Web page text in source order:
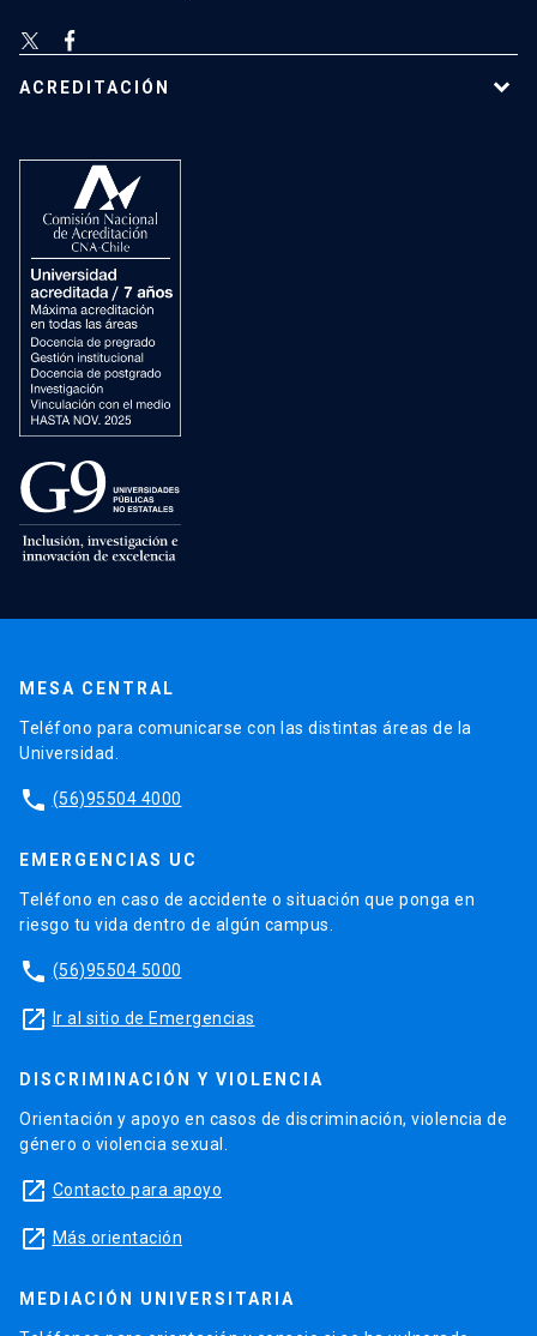
ACREDITACIÓN
MESA CENTRAL
Teléfono para comunicarse con las distintas áreas de la
Universidad.
phone (56)95504 4000
EMERGENCIAS UC
Teléfono en caso de accidente o situación que ponga en
riesgo tu vida dentro de algún campus.
phone (56)95504 5000
launch Ir al sitio de Emergencias
DISCRIMINACIÓN Y VIOLENCIA
Orientación y apoyo en casos de discriminación, violencia de
género o violencia sexual.
launch Contacto para apoyo
launch Más orientación
MEDIACIÓN UNIVERSITARIA